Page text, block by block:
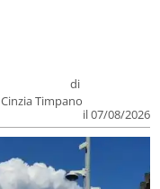
di
Cinzia Timpano
il 07/08/2026